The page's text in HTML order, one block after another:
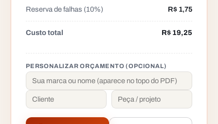
Reserva de falhas (10%) R$ 1,75
Custo total R$ 19,25
PERSONALIZAR ORÇAMENTO (OPCIONAL)